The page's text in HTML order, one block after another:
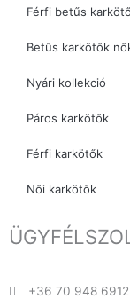
Férfi betűs
Betűs karkötők
Nyári kollekció
Páros karkötők
Férfi karkötők
Női karkötők
+36 70 948 6912